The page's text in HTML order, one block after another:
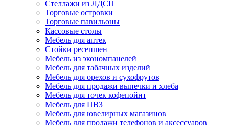
Стеллажи из ЛДСП
Торговые островки
Торговые павильоны
Кассовые столы
Мебель для аптек
Стойки ресепшен
Мебель из экономпанелей
Мебель для табачных изделий
Мебель для орехов и сухофрутов
Мебель для продажи выпечки и хлеба
Мебель для точек кофепойнт
Мебель для ПВЗ
Мебель для ювелирных магазинов
Мебель для продажи телефонов и аксессуаров